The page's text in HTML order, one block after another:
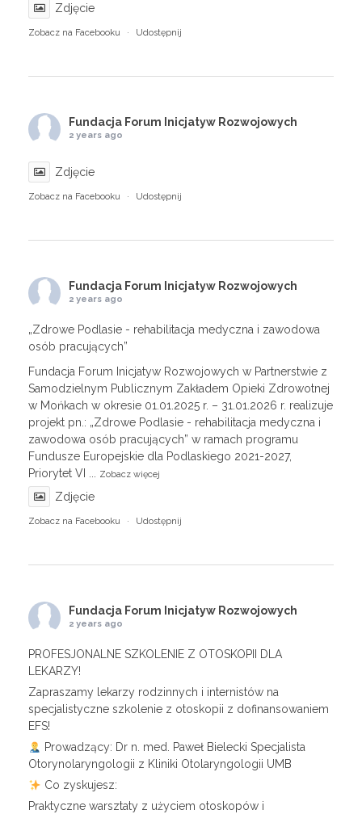
Zdjęcie
Zobacz na Facebooku · Udostępnij
Fundacja Forum Inicjatyw Rozwojowych
2 years ago
Zdjęcie
Zobacz na Facebooku · Udostępnij
Fundacja Forum Inicjatyw Rozwojowych
2 years ago
„Zdrowe Podlasie - rehabilitacja medyczna i zawodowa
osób pracujących”
Fundacja Forum Inicjatyw Rozwojowych w Partnerstwie z
Samodzielnym Publicznym Zakładem Opieki Zdrowotnej
w Mońkach w okresie 01.01.2025 r. – 31.01.2026 r. realizuje
projekt pn.: „Zdrowe Podlasie - rehabilitacja medyczna i
zawodowa osób pracujących” w ramach programu
Fundusze Europejskie dla Podlaskiego 2021-2027,
Priorytet VI ... Zobacz więcej
Zdjęcie
Zobacz na Facebooku · Udostępnij
Fundacja Forum Inicjatyw Rozwojowych
2 years ago
PROFESJONALNE SZKOLENIE Z OTOSKOPII DLA
LEKARZY!
Zapraszamy lekarzy rodzinnych i internistów na
specjalistyczne szkolenie z otoskopii z dofinansowaniem
EFS!
Prowadzący: Dr n. med. Paweł Bielecki Specjalista
Otorynolaryngologii z Kliniki Otolaryngologii UMB
Co zyskujesz:
Praktyczne warsztaty z użyciem otoskopów i